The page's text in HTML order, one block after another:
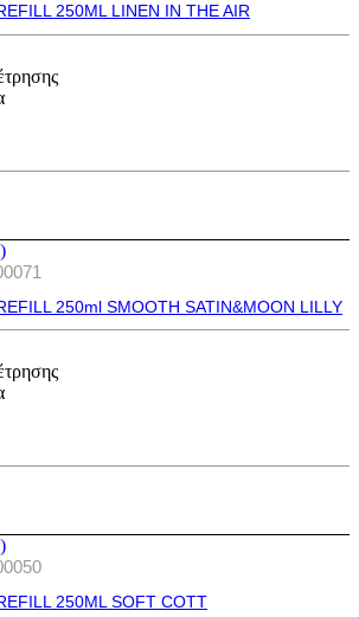
250ML LINEN IN THE AIR
250ml SMOOTH SATIN&MOON LILLY
250ML SOFT COTT